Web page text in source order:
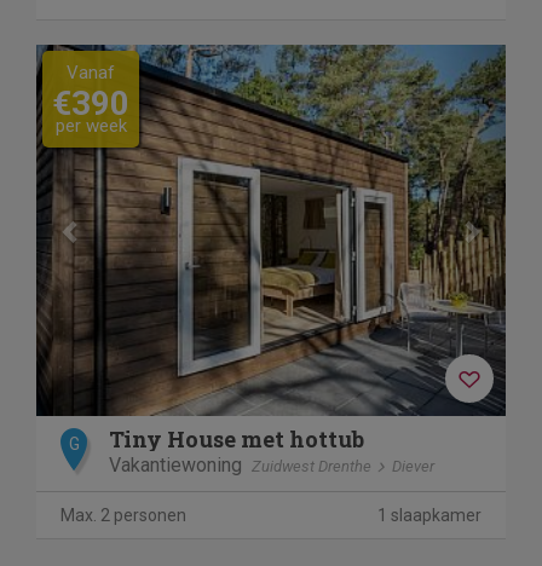
Previous Next
Vanaf
€390
per week
G Tiny House met hottub
Vakantiewoning Zuidwest Drenthe Diever
Max. 2 personen 1 slaapkamer